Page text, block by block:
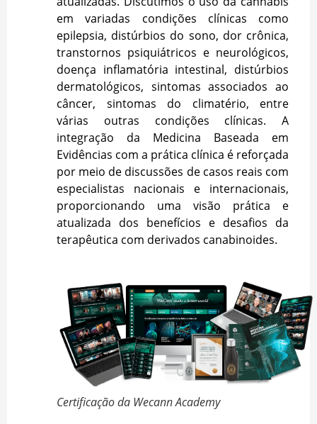
em variadas condições clínicas como
epilepsia, distúrbios do sono, dor crônica,
transtornos psiquiátricos e neurológicos,
doença inflamatória intestinal, distúrbios
dermatológicos, sintomas associados ao
câncer, sintomas do climatério, entre
várias outras condições clínicas. A
integração da Medicina Baseada em
Evidências com a prática clínica é reforçada
por meio de discussões de casos reais com
especialistas nacionais e internacionais,
proporcionando uma visão prática e
atualizada dos benefícios e desafios da
terapêutica com derivados canabinoides.
Certificação da Wecann Academy